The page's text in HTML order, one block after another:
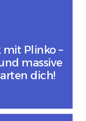
Plinko –
massive
dich!